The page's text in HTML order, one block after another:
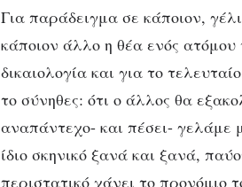
Για παράδειγμα σε κάποιον,
κάποιον άλλο η θέα ενός
δικαιολογία και για το
το σύνηθες: ότι ο άλλος θα
αναπάντεχο- και πέσει-
ίδιο σκηνικό ξανά και ξανά,
περιστατικό χάνει το προνόμιο